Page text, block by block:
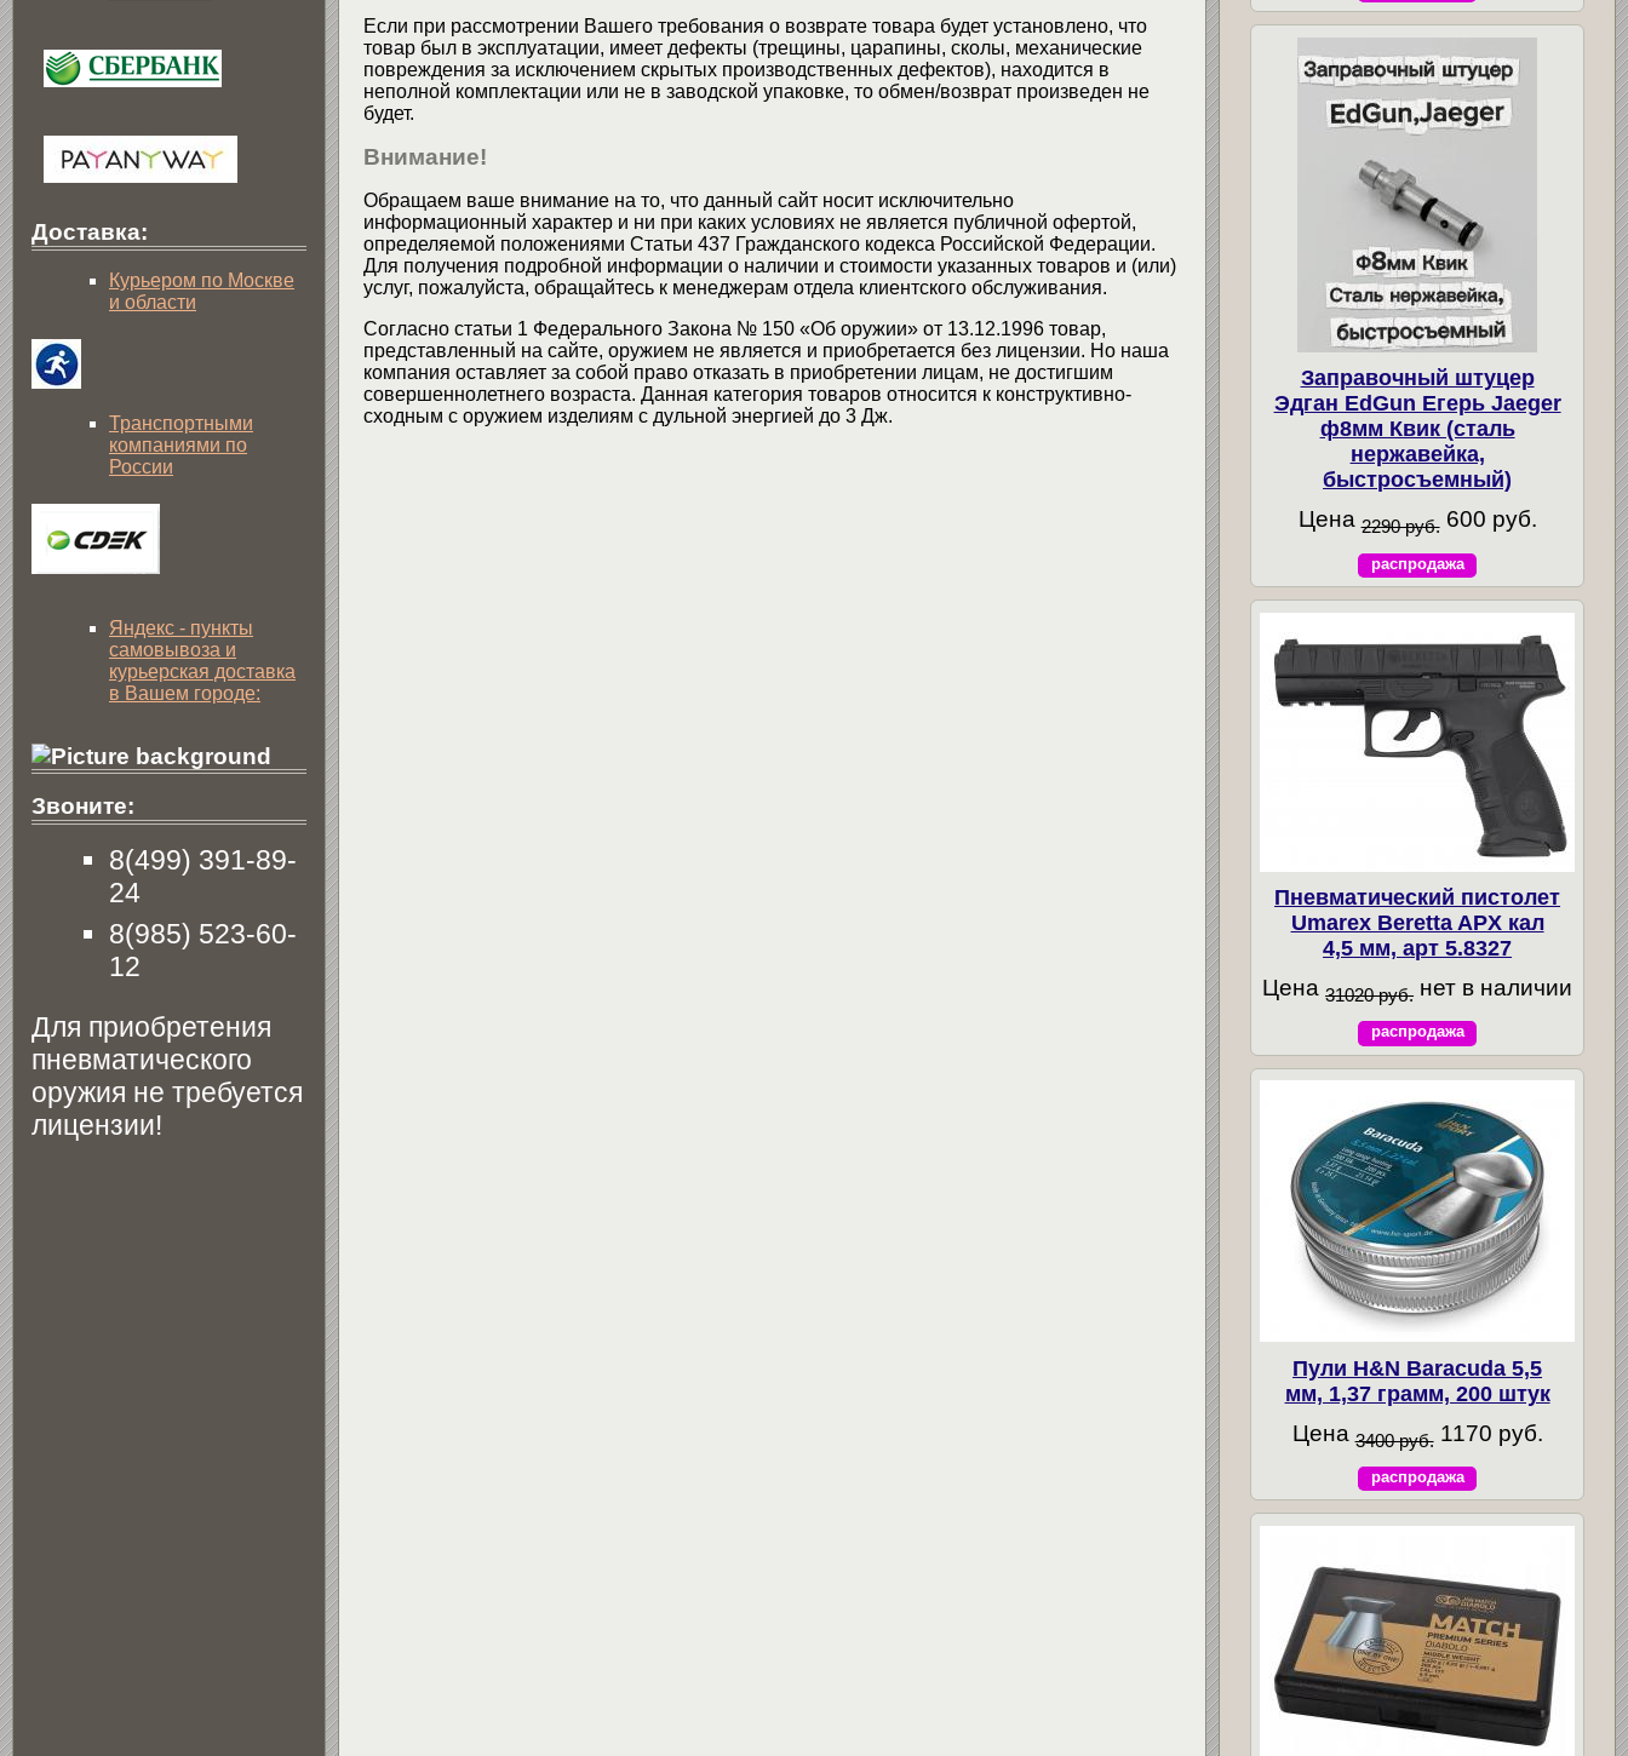
Если при рассмотрении Вашего требования о возврате товара будет установлено, что
товар был в эксплуатации, имеет дефекты (трещины, царапины, сколы, механические
повреждения за исключением скрытых производственных дефектов), находится в
неполной комплектации или не в заводской упаковке, то обмен/возврат произведен не
будет.
Внимание!
Обращаем ваше внимание на то, что данный сайт носит исключительно
информационный характер и ни при каких условиях не является публичной офертой,
определяемой положениями Статьи 437 Гражданского кодекса Российской Федерации.
Для получения подробной информации о наличии и стоимости указанных товаров и (или)
услуг, пожалуйста, обращайтесь к менеджерам отдела клиентского обслуживания.
Согласно статьи 1 Федерального Закона № 150 «Об оружии» от 13.12.1996 товар,
представленный на сайте, оружием не является и приобретается без лицензии. Но наша
компания оставляет за собой право отказать в приобретении лицам, не достигшим
совершеннолетнего возраста. Данная категория товаров относится к конструктивно-
сходным с оружием изделиям с дульной энергией до 3 Дж.
Доставка:
Курьером по Москве
и области
Транспортными
компаниями по
России
Яндекс - пункты
самовывоза и
курьерская доставка
в Вашем городе:
Звоните:
8(499) 391-89-
24
8(985) 523-60-
12
Для приобретения
пневматического
оружия не требуется
лицензии!
Заправочный штуцер
Эдган EdGun Егерь Jaeger
ф8мм Квик (сталь
нержавейка,
быстросъемный)
Цена 2290 руб. 600 руб.
распродажа
Пневматический пистолет
Umarex Beretta APX кал
4,5 мм, арт 5.8327
Цена31020 руб. нет в наличии
распродажа
Пули H&N Baracuda 5,5
мм, 1,37 грамм, 200 штук
Цена 3400 руб. 1170 руб.
распродажа